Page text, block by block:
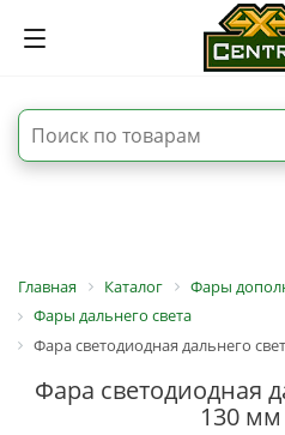
Главная Каталог
Фары
Фары дальнего света
Фара светодиодная дальнего
Фара светодиодная
130 мм